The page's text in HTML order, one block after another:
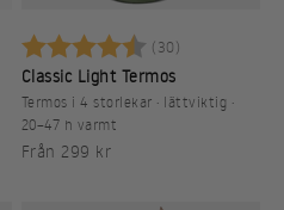
Betyg: (30)
Classic Light Termos
Termos i 4 storlekar · lättviktig ·
20–47 h varmt
REA-pris
Från 299 kr